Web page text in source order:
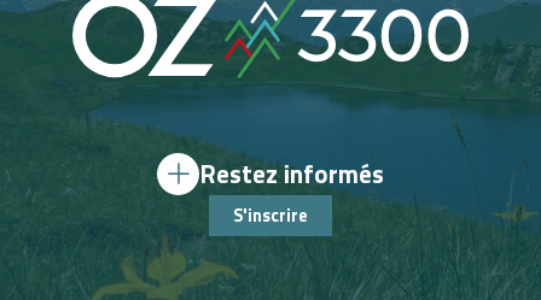
Restez informés
S'inscrire